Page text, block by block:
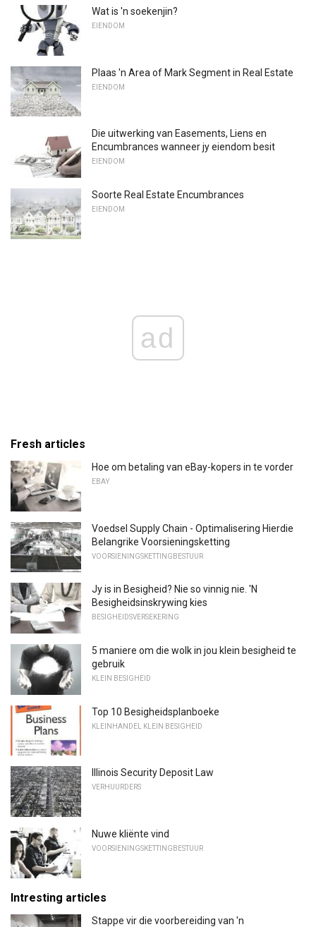
Wat is 'n soekenjin?
EIENDOM
Plaas 'n Area of ​​Mark Segment in Real Estate
EIENDOM
Die uitwerking van Easements, Liens en
Encumbrances wanneer jy eiendom besit
EIENDOM
Soorte Real Estate Encumbrances
EIENDOM
ad
Fresh articles
Hoe om betaling van eBay-kopers in te vorder
EBAY
Voedsel Supply Chain - Optimalisering Hierdie
Belangrike Voorsieningsketting
VOORSIENINGSKETTINGBESTUUR
Jy is in Besigheid? Nie so vinnig nie. 'N
Besigheidsinskrywing kies
BESIGHEIDSVERSEKERING
5 maniere om die wolk in jou klein besigheid te
gebruik
KLEIN BESIGHEID
Top 10 Besigheidsplanboeke
KLEINHANDEL KLEIN BESIGHEID
Illinois Security Deposit Law
VERHUURDERS
Nuwe kliënte vind
VOORSIENINGSKETTINGBESTUUR
Intresting articles
Stappe vir die voorbereiding van 'n